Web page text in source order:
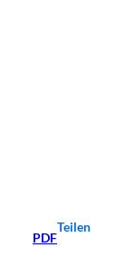
PDF
Teilen